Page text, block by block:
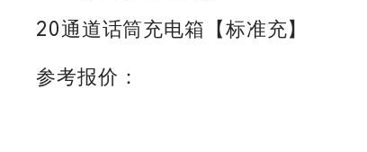
20通道话筒充电箱【标准充】
参考报价：